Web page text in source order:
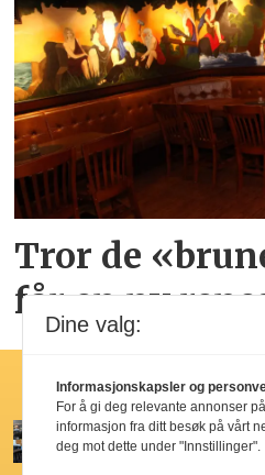
Tror de
får en ny
Dine valg:
Informasjonskapsler og
For å gi deg relevante annonser
informasjon fra ditt besøk på vårt
deg mot dette under "Innstillinger".